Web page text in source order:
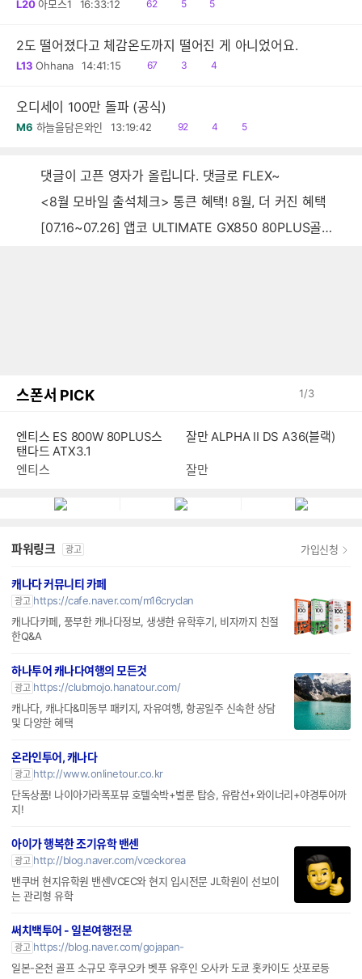
L20 아모스1 16:33:12
읽
62
공
5
댓
5
2도 떨어졌다고 체감온도까지 떨어진 게 아니었어요.
L13 Ohhana 14:41:15
읽
67
공
3
댓
4
오디세이 100만 돌파 (공식)
M6 하늘을담은와인 13:19:42
읽
92
공
4
댓
5
댓글이 고픈 영자가 올립니다. 댓글로 FLEX~
<8월 모바일 출석체크> 통큰 혜택! 8월, 더 커진 혜택
[07.16~07.26] 앱코 ULTIMATE GX850 80PLUS골드 풀모듈러 ATX3.0 블랙
스폰서 PICK 1/3
엔티스 ES 800W 80PLUS스
탠다드 ATX3.1
엔티스
잘만 ALPHA II DS A36(블랙)
잘만
파워링크 광고 가입신청
캐나다 커뮤니티 카페
광고 https://cafe.naver.com/m16cryclan
캐나다카페, 풍부한 캐나다정보, 생생한 유학후기, 비자까지 친절
한Q&A
하나투어 캐나다여행의 모든것
광고 https://clubmojo.hanatour.com/
캐나다, 캐나다&미동부 패키지, 자유여행, 항공일주 신속한 상담
및 다양한 혜택
온라인투어, 캐나다
광고 http://www.onlinetour.co.kr
단독상품! 나이아가라폭포뷰 호텔숙박+벌룬 탑승, 유람선+와이너리+야경투어까
지!
아이가 행복한 조기유학 밴센
광고 http://blog.naver.com/vceckorea
밴쿠버 현지유학원 밴센VCEC와 현지 입시전문 JL학원이 선보이
는 관리형 유학
써치백투어 - 일본여행전문
광고 https://blog.naver.com/gojapan-
일본-온천 골프 소규모 후쿠오카 벳푸 유후인 오사카 도쿄 홋카이도 삿포로등